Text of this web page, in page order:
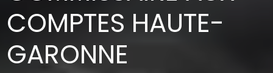
COMPTES HAUTE-
GARONNE